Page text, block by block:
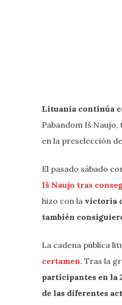
Lituania continúa
Pabandom Iš
en la preselección
El pasado sábado
Iš Naujo tras
hizo con la victoria
también
La cadena pública
certamen. Tras la
participantes en la
de las diferentes